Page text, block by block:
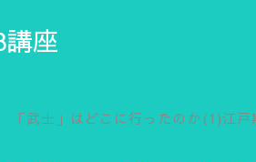
講座
「武士」はどこに行ったのか(1)江